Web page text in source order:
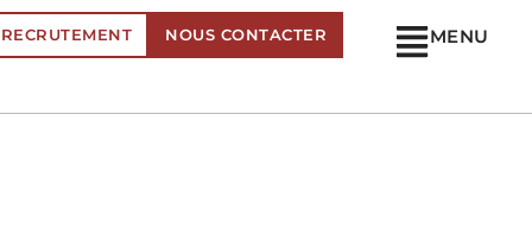
RECRUTEMENT NOUS CONTACTER MENU